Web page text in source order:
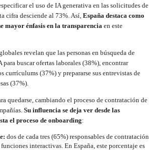
el uso de IA generativa en las solicitudes de
cifra desciende al 73%. Así, España destaca como
mayor énfasis en la transparencia en este
revelan que las personas en búsqueda de
buscar ofertas laborales (38%), encontrar
currículums (37%) y prepararse sus entrevistas de
(37%).
quedarse, cambiando el proceso de contratación de
Su influencia se deja ver desde las
el proceso de onboarding:
dos de cada tres (65%) responsables de contratación
interactivas. En España, este porcentaje es